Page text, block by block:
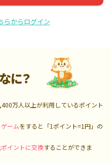
らからログイン
に？
万人以上が利用しているポイント
ームをすると「1ポイント=1円」の
イントに交換することができま